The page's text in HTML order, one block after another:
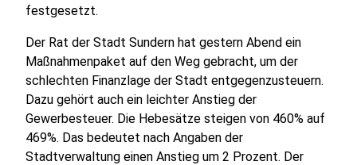
festgesetzt.
Der Rat der Stadt Sundern hat gestern Abend ein
Maßnahmenpaket auf den Weg gebracht, um der
schlechten Finanzlage der Stadt entgegenzusteuern.
Dazu gehört auch ein leichter Anstieg der
Gewerbesteuer. Die Hebesätze steigen von 460% auf
469%. Das bedeutet nach Angaben der
Stadtverwaltung einen Anstieg um 2 Prozent. Der